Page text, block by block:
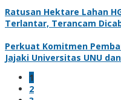
Ratusan Hektare Lahan
Terlantar, Terancam
Perkuat Komitmen
Jajaki Universitas UNU
1
2